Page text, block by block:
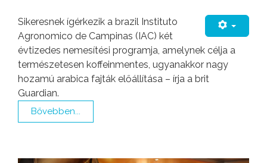
Sikeresnek ígérkezik a brazil Instituto
Agronomico de Campinas (IAC) két
évtizedes nemesítési programja, amelynek célja a
természetesen koffeinmentes, ugyanakkor nagy
hozamú arabica fajták előállítása – írja a brit
Guardian.
Bővebben...